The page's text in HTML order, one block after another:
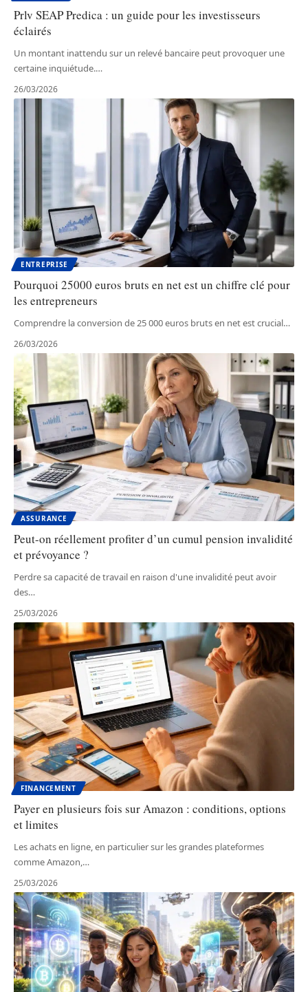
Prlv SEAP Predica : un guide pour les investisseurs
éclairés
Un montant inattendu sur un relevé bancaire peut provoquer une
certaine inquiétude.…
26/03/2026
ENTREPRISE
Pourquoi 25000 euros bruts en net est un chiffre clé pour
les entrepreneurs
Comprendre la conversion de 25 000 euros bruts en net est crucial…
26/03/2026
ASSURANCE
Peut-on réellement profiter d’un cumul pension invalidité
et prévoyance ?
Perdre sa capacité de travail en raison d'une invalidité peut avoir
des…
25/03/2026
FINANCEMENT
Payer en plusieurs fois sur Amazon : conditions, options
et limites
Les achats en ligne, en particulier sur les grandes plateformes
comme Amazon,…
25/03/2026